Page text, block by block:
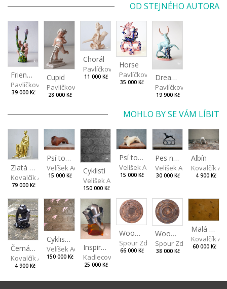
OD STEJNÉHO AUTORA
Friendship
Pavlíčková Ivana
39 000 Kč
Cupid
Pavlíčková Ivana
28 000 Kč
Chorál
Pavlíčková Ivana
11 000 Kč
Horse
Pavlíčková Ivana
35 000 Kč
Dream stag
Pavlíčková Ivana
19 900 Kč
MOHLO BY SE VÁM LÍBIT
Zlatá máma
Kovalčík Adam
79 000 Kč
Psí torzo
Velíšek Adam
15 000 Kč
Cyklisti
Velíšek Adam
150 000 Kč
Psí torzo
Velíšek Adam
15 000 Kč
Pes na kolech
Velíšek Adam
30 000 Kč
Albín
Kovalčík
4 900 Kč
Černá opice
Kovalčík Adam
4 900 Kč
Cyklisti Color
Velíšek Adam
150 000 Kč
Inspiration by Marqués de Riscal
Kadlecová Jaroslava
25 000 Kč
Wood V
Spour Zdeněk
66 000 Kč
Wood VI
Spour Zdeněk
38 000 Kč
Malá kopaná při západu slunce
Kovalčík
60 000 Kč